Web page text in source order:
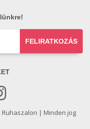
FELIRATKOZÁS
Ruhaszalon | Minden jog